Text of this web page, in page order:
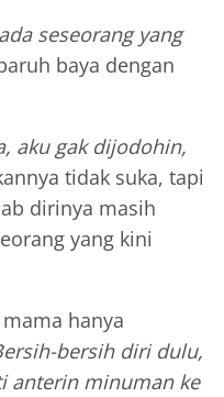
seseorang yang
baya dengan
aku gak dijodohin,
tidak suka, tapi
dirinya masih
yang kini
hanya
bersih diri dulu,
anterin minuman ke